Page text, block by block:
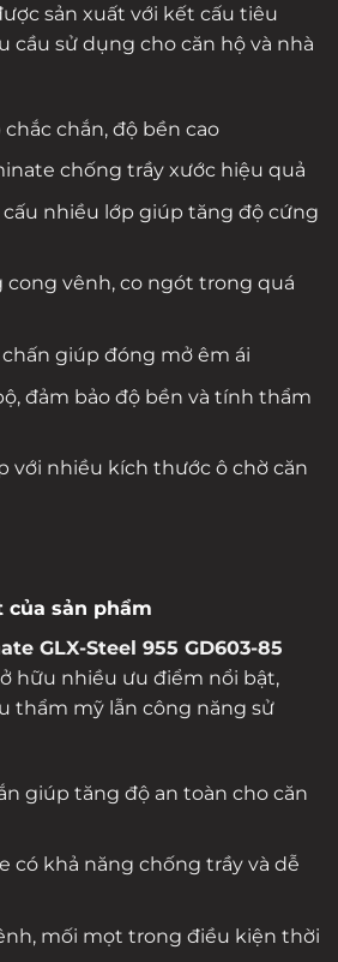
sản xuất với kết cấu tiêu
cầu sử dụng cho căn hộ và nhà
chắn, độ bền cao
chống trầy xước hiệu quả
cấu nhiều lớp giúp tăng độ cứng
cong vênh, co ngót trong quá
giúp đóng mở êm ái
đảm bảo độ bền và tính thẩm
với nhiều kích thước ô chờ căn
của sản phẩm
GLX-Steel 955 GD603-85
hữu nhiều ưu điểm nổi bật,
thẩm mỹ lẫn công năng sử
giúp tăng độ an toàn cho căn
có khả năng chống trầy và dễ
mối mọt trong điều kiện thời